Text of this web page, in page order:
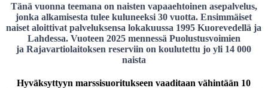
Tänä vuonna teemana on naisten vapaaehtoinen asepalvelus,
jonka alkamisesta tuleekuluneeksi 30 vuotta. Ensimmäiset
naiset aloittivat palveluksensa lokakuussa 1995 Kuorevedellä ja
Lahdessa. Vuoteen 2025 mennessä Puolustusvoimien
jaRajavartiolaitoksen reserviin on koulutettu jo yli 14 000
naista
Hyväksyttyyn marssisuoritukseen vaaditaan vähintään 10